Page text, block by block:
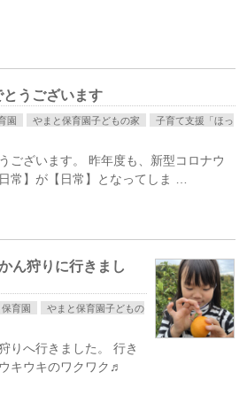
うございます
園 やまと保育園子どもの家
子育て支援「ほっ
ございます。 昨年度も、新型コロナウ
常】が【日常】となってしま …
ん狩りに行きまし
育園
やまと保育園子どもの
りへ行きました。 行き
キウキのワクワク♬